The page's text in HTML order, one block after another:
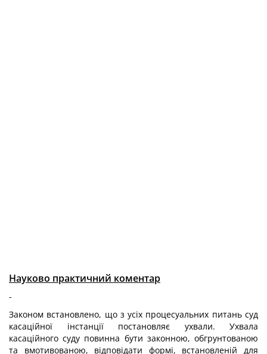
Науково практичний коментар
-
Законом встановлено, що з усіх процесуальних питань суд
касаційної інстанції постановляє ухвали. Ухвала
касаційного суду повинна бути законною, обгрунтованою
та вмотивованою, відповідати формі, встановленій для